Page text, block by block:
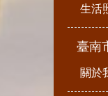
生活
臺南
關於